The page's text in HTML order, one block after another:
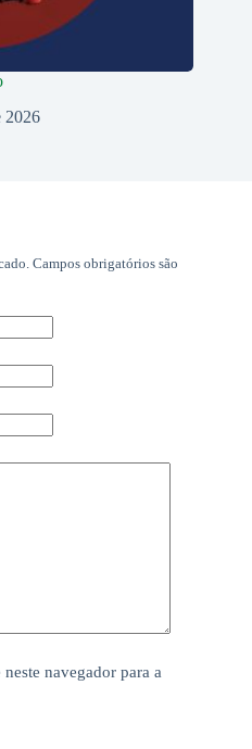
2026
Campos obrigatórios são
navegador para a